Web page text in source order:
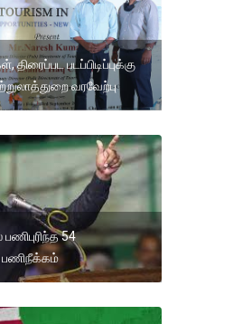
திரைப்பட படப்பிடிப்புக்கு
வரவேற்பு
54